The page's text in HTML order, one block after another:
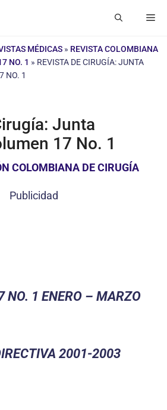
MÉDICAS » REVISTA COLOMBIANA
NO. 1 » REVISTA DE CIRUGÍA: JUNTA
NO. 1
Junta
17 No. 1
COLOMBIANA DE CIRUGÍA
Publicidad
NO. 1 ENERO – MARZO
2001-2003